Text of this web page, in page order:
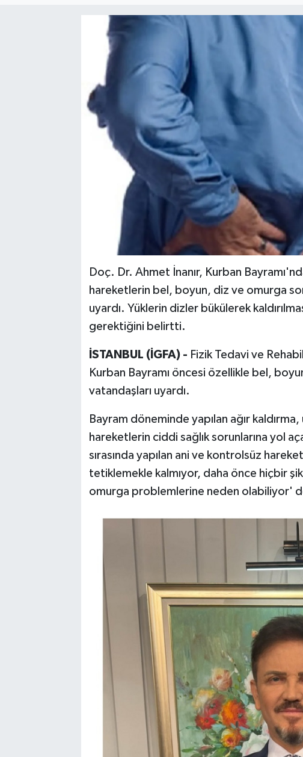
Doç. Dr. Ahmet İnanır, Kurban
hareketlerin bel, boyun, diz ve omurga
uyardı. Yüklerin dizler bükülerek
gerektiğini belirtti.
İSTANBUL (İGFA) - Fizik Tedavi ve
Kurban Bayramı öncesi özellikle bel,
vatandaşları uyardı.
Bayram döneminde yapılan ağır
hareketlerin ciddi sağlık sorunlarına yol
sırasında yapılan ani ve kontrolsüz
tetiklemekle kalmıyor, daha önce hiçbir
omurga problemlerine neden olabiliyor'